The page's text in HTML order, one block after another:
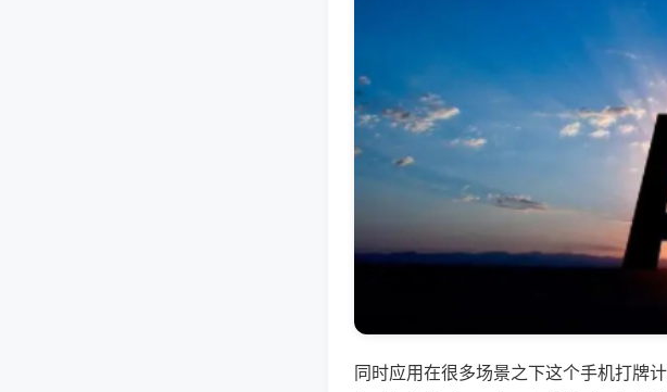
同时应用在很多场景之下这个手机打牌